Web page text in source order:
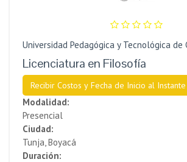
Universidad Pedagógica y Tecnológica de
Licenciatura en Filosofía
Recibir Costos y Fecha de Inicio al Instante
Modalidad:
Presencial
Ciudad:
Tunja, Boyacá
Duración: